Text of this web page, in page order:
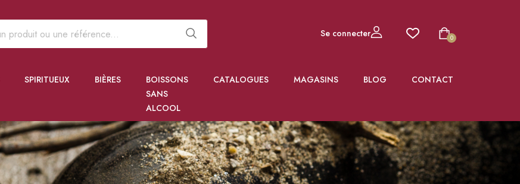
Se connecter 0
SPIRITUEUX BIÈRES
BOISSONS
SANS
ALCOOL
CATALOGUES MAGASINS BLOG CONTACT